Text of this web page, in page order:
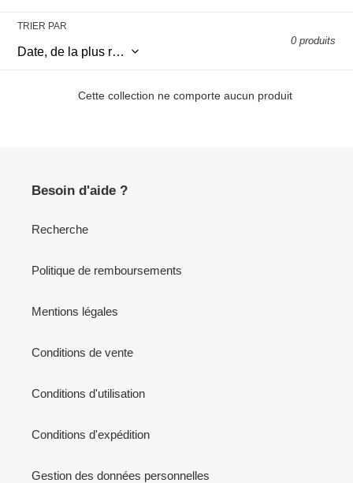
l
e
o
n
TRIER PAR
0 produits
Cette collection ne comporte aucun produit
Besoin d'aide ?
Recherche
Politique de remboursements
Mentions légales
Conditions de vente
Conditions d'utilisation
Conditions d'expédition
Gestion des données personnelles